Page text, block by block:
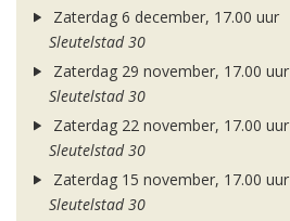
Zaterdag 6 december, 17.00 uur
Sleutelstad 30
Zaterdag 29 november, 17.00 uur
Sleutelstad 30
Zaterdag 22 november, 17.00 uur
Sleutelstad 30
Zaterdag 15 november, 17.00 uur
Sleutelstad 30